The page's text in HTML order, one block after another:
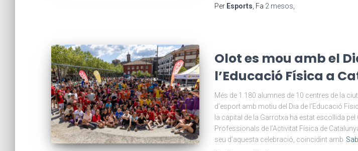
Per Esports , Fa 2 mesos
Olot es mou amb el
l’Educació Física a
Més de 1.180 alumnes de 10 centres de la
d’esport amb motiu del Dia de l’Educació
la capital de la Garrotxa ha estat escollida pel
Professionals de l’Activitat Física de
seu d’aquesta celebració, coincidint amb